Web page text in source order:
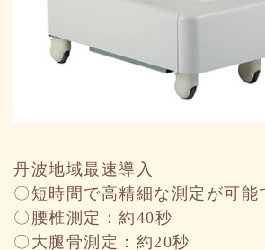
丹波地域最速導入
〇短時間で高精細な測定が可能
〇腰椎測定：約40秒
〇大腿骨測定：約20秒